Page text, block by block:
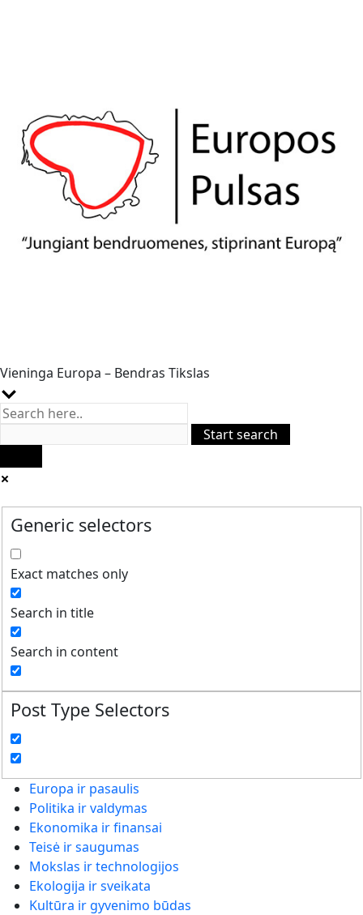
Vieninga Europa – Bendras Tikslas
Generic selectors
Exact matches only
Search in title
Search in content
Post Type Selectors
Europa ir pasaulis
Politika ir valdymas
Ekonomika ir finansai
Teisė ir saugumas
Mokslas ir technologijos
Ekologija ir sveikata
Kultūra ir gyvenimo būdas